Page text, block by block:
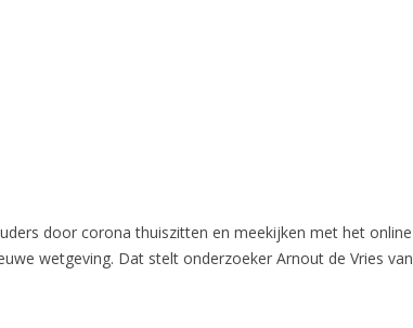
door corona thuiszitten en meekijken met het online
wetgeving. Dat stelt onderzoeker Arnout de Vries van